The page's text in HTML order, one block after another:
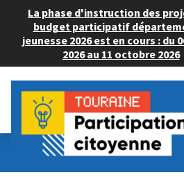
La phase d'instruction des
budget participatif
jeunesse 2026 est en cours : du
2026 au 11 octobre 2026
Budget Participatif JEUNESSE 2024
💡 Consulter les projets déposés